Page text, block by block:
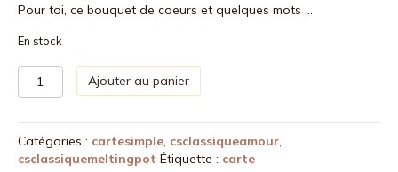
Pour toi, ce bouquet de coeurs et quelques mots …
En stock
quantité
de
postale
bouquet
de
Ajouter au panier
Catégories : cartesimple, csclassiqueamour,
csclassiquemeltingpot Étiquette : carte